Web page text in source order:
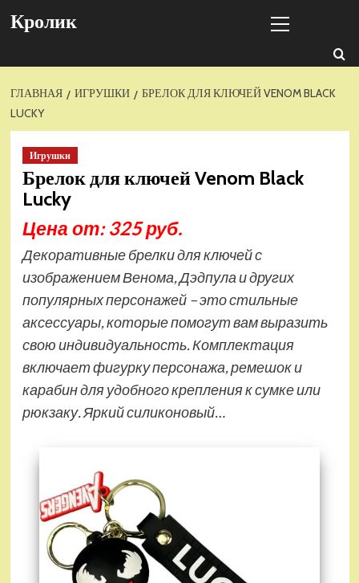
Кролик
меню
ГЛАВНАЯ ИГРУШКИ
БРЕЛОК ДЛЯ КЛЮЧЕЙ VENOM BLACK
LUCKY
Игрушки
Брелок для ключей Venom Black
Lucky
Цена от: 325 руб.
Декоративные брелки для ключей с
изображением Венома, Дэдпула и других
популярных персонажей – это стильные
аксессуары, которые помогут вам выразить
свою индивидуальность. Комплектация
включает фигурку персонажа, ремешок и
карабин для удобного крепления к сумке или
рюкзаку. Яркий силиконовый…